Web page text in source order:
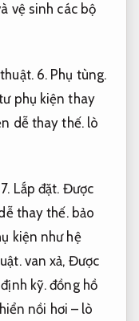
vệ sinh các bộ
6. Phụ tùng.
phụ kiện thay
dễ thay thế.lò
7. Lắp đặt. Được
thay thế.bảo
kiện như hệ
van xả, Được
kỹ.đồng hồ
nồi hơi – lò